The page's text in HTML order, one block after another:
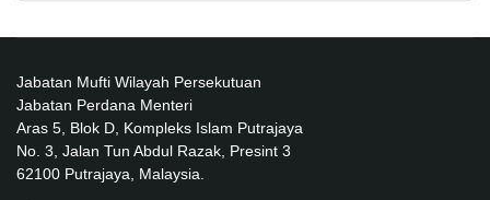
Jabatan Mufti Wilayah Persekutuan
Jabatan Perdana Menteri
Aras 5, Blok D, Kompleks Islam Putrajaya
No. 3, Jalan Tun Abdul Razak, Presint 3
62100 Putrajaya, Malaysia.